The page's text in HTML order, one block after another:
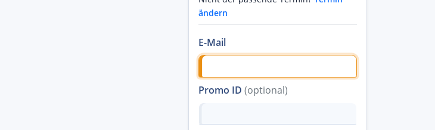
ändern
E-Mail
Promo ID (optional)